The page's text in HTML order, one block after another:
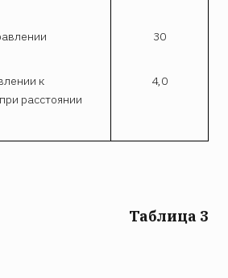
30
к
расстоянии
4,0
Таблица 3